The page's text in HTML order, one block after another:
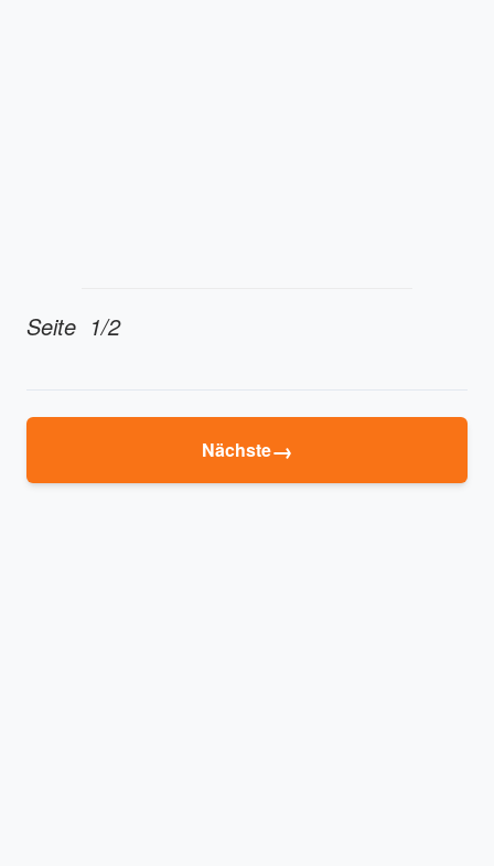
Seite 1/2
Nächste→